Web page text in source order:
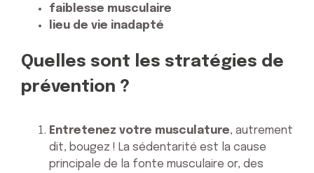
faiblesse musculaire
lieu de vie inadapté
Quelles sont les stratégies de
prévention ?
Entretenez votre musculature, autrement
dit, bougez ! La sédentarité est la cause
principale de la fonte musculaire or, des